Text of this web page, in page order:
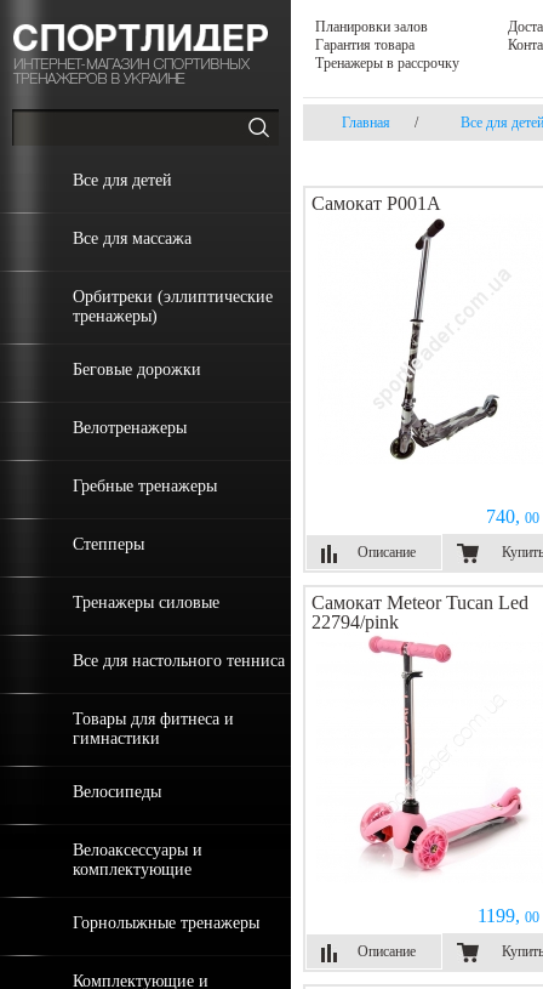
Все для детей
Все для массажа
Орбитреки (эллиптические
тренажеры)
Беговые дорожки
Велотренажеры
Гребные тренажеры
Степперы
Тренажеры силовые
Все для настольного тенниса
Товары для фитнеса и
гимнастики
Велосипеды
Велоаксессуары и
комплектующие
Горнолыжные тренажеры
Комплектующие и
Планировки залов
Гарантия товара
Тренажеры в рассрочку
Главная / Все для детей
Самокат P001A
740, 00
Описание
Купить
Самокат Meteor Tucan Led
22794/pink
1199, 00
Описание
Купить